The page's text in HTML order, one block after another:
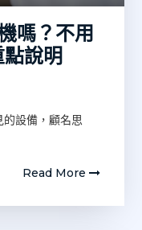
嗎？不用
說明
設備，顧名思
Read More